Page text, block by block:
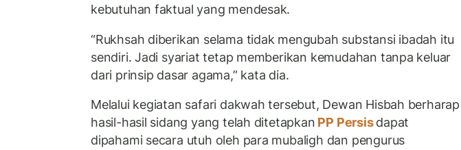
kebutuhan faktual yang mendesak.
“Rukhsah diberikan selama tidak mengubah substansi ibadah itu
sendiri. Jadi syariat tetap memberikan kemudahan tanpa keluar
dari prinsip dasar agama,” kata dia.
Melalui kegiatan safari dakwah tersebut, Dewan Hisbah berharap
hasil-hasil sidang yang telah ditetapkan PP Persisdapat
dipahami secara utuh oleh para mubaligh dan pengurus